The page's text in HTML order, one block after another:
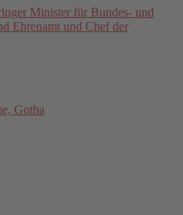
Minister für Bundes- und
Ehrenamt und Chef der
Gotha